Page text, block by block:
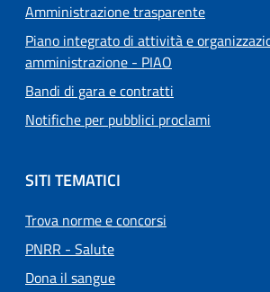
Amministrazione trasparente
Piano integrato di attività e
amministrazione - PIAO
Bandi di gara e contratti
Notifiche per pubblici proclami
SITI TEMATICI
Trova norme e concorsi
PNRR - Salute
Dona il sangue